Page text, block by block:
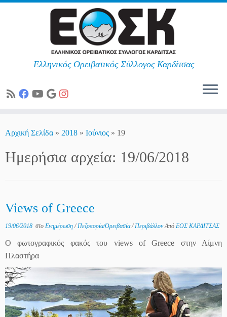
Ελληνικός Ορειβατικός Σύλλογος Καρδίτσας
Αρχική Σελίδα » 2018 » Ιούνιος » 19
Ημερήσια αρχεία: 19/06/2018
Views of Greece
19/06/2018 στο Ενημέρωση/Πεζοπορία/Ορειβασία/ΠεριβάλλονΑπό ΕΟΣ ΚΑΡΔΙΤΣΑΣ
O φωτογραφικός φακός του views of Greece στην Λίμνη
Πλαστήρα